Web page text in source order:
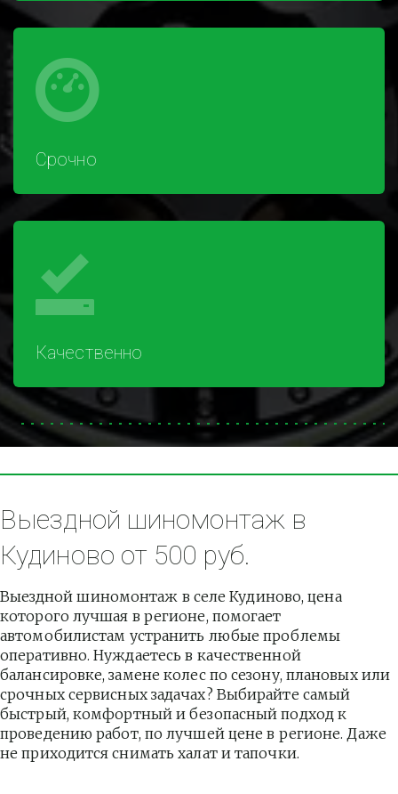
Срочно
Качественно
Выездной шиномонтаж в
Кудиново от 500 руб.
Выездной шиномонтаж в селе Кудиново, цена
которого лучшая в регионе, помогает
автомобилистам устранить любые проблемы
оперативно. Нуждаетесь в качественной
балансировке, замене колес по сезону, плановых или
срочных сервисных задачах? Выбирайте самый
быстрый, комфортный и безопасный подход к
проведению работ, по лучшей цене в регионе. Даже
не приходится снимать халат и тапочки.